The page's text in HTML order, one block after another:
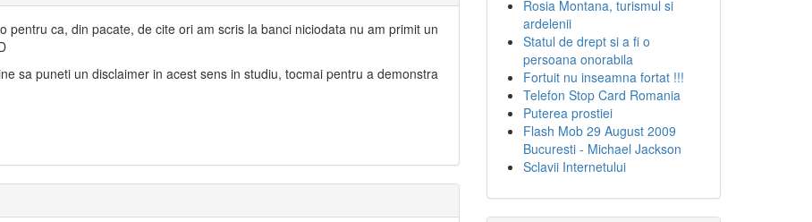
pentru ca, din pacate, de cite ori am scris la banci niciodata nu am primit un
sa puneti un disclaimer in acest sens in studiu, tocmai pentru a demonstra
Rosia Montana, turismul si
ardelenii
Statul de drept si a fi o
persoana onorabila
Fortuit nu inseamna fortat !!!
Telefon Stop Card Romania
Puterea prostiei
Flash Mob 29 August 2009
Bucuresti - Michael Jackson
Sclavii Internetului